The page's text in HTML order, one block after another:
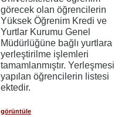
görecek olan öğrencilerin
Yüksek Öğrenim Kredi ve
Yurtlar Kurumu Genel
Müdürlüğüne bağlı yurtlara
yerleştirilme işlemleri
tamamlanmıştır. Yerleşmesi
yapılan öğrencilerin listesi
ektedir.
görüntüle